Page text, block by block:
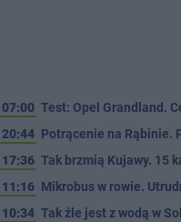
07:00 Test: Opel Grandland.
20:44 Potrącenie na Rąbinie.
17:36 Tak brzmią Kujawy. 15
11:16 Mikrobus w rowie.
10:34 Tak źle jest z wodą w